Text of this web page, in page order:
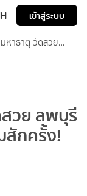
เข้าสู่ระบบ
หาธาตุ วัดสวย
วย ลพบุรี
กครั้ง!